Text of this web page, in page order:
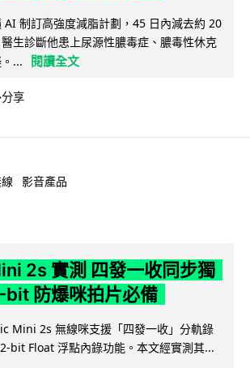
AI 制訂高強度減脂計劃，45 日內減去約 20
生診斷他患上尿源性膿毒症、膿毒性休克
...
閱讀全文
分享
影音產品
2s 實測 四發一收同步獨
bit 防爆咪拍片必備
Mini 2s 無線咪支援「四發一收」分軌錄
bit Float 浮點內錄功能。本文經實測其...